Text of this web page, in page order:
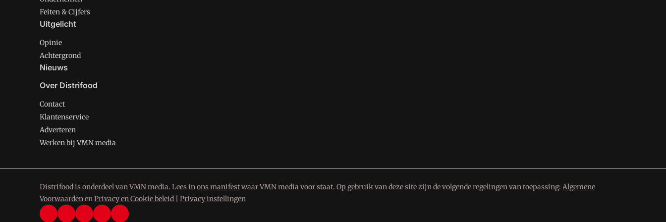
Feiten & Cijfers
Uitgelicht
Opinie
Achtergrond
Nieuws
Over Distrifood
Contact
Klantenservice
Adverteren
Werken bij VMN media
Distrifood is onderdeel van VMN media. Lees inons manifestwaar VMN media voor staat. Op gebruik van deze site zijn de volgende regelingen van toepassing: Algemene
VoorwaardenenPrivacy en Cookie beleid Privacy instellingen